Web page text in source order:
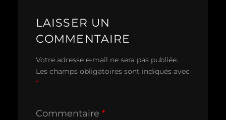
LAISSER UN
COMMENTAIRE
Votre adresse e-mail ne sera pas publiée.
Les champs obligatoires sont indiqués avec
*
Commentaire *